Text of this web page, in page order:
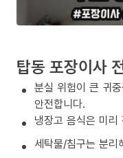
탑동 포장이사
분실 위험이 큰 귀
안전합니다.
냉장고 음식은 미리
세탁물/침구는 분리